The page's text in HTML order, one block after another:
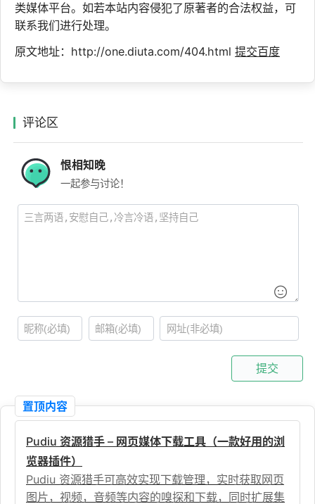
类媒体平台。如若本站内容侵犯了原著者的合法权益，可
联系我们进行处理。
原文地址：http://one.diuta.com/404.html 提交百度
评论区
恨相知晚
一起参与讨论！
提交
置顶内容
Pudiu 资源猎手 – 网页媒体下载工具（一款好用的浏
览器插件）
Pudiu 资源猎手可高效实现下载管理，实时获取网页
图片，视频，音频等内容的嗅探和下载，同时扩展集